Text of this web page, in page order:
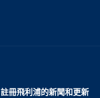
註冊飛利浦的新聞和更新